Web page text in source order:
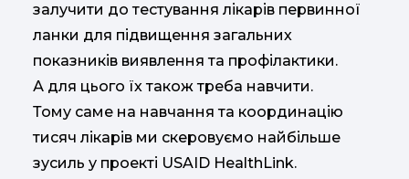
залучити до тестування лікарів первинної
ланки для підвищення загальних
показників виявлення та профілактики.
А для цього їх також треба навчити.
Тому саме на навчання та координацію
тисяч лікарів ми скеровуємо найбільше
зусиль у проекті USAID HealthLink.